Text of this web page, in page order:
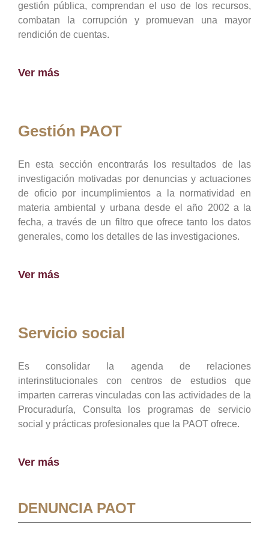
gestión pública, comprendan el uso de los recursos,
combatan la corrupción y promuevan una mayor
rendición de cuentas.
Ver más
Gestión PAOT
En esta sección encontrarás los resultados de las
investigación motivadas por denuncias y actuaciones
de oficio por incumplimientos a la normatividad en
materia ambiental y urbana desde el año 2002 a la
fecha, a través de un filtro que ofrece tanto los datos
generales, como los detalles de las investigaciones.
Ver más
Servicio social
Es consolidar la agenda de relaciones
interinstitucionales con centros de estudios que
imparten carreras vinculadas con las actividades de la
Procuraduría, Consulta los programas de servicio
social y prácticas profesionales que la PAOT ofrece.
Ver más
DENUNCIA PAOT